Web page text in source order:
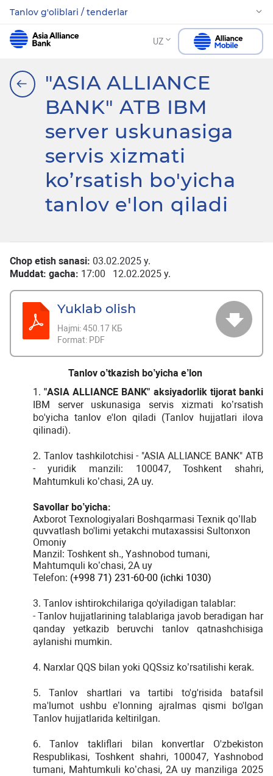
Tanlov g'oliblari / tenderlar
UZ
"ASIA ALLIANCE
BANK" ATB IBM
server uskunasiga
servis xizmati
ko’rsatish bo'yicha
tanlov e'lon qiladi
Chop etish sanasi: 03.02.2025 y.
Muddat: gacha: 17:00 12.02.2025 y.
Yuklab olish
Hajmi:450.17 КБ
Format: PDF
Tanlov o’tkazish bo’yicha e’lon
1. "ASIA ALLIANCE BANK" aksiyadorlik tijorat banki
IBM
server uskunasiga servis xizmati ko’rsatish
bo'yicha tanlov e'lon qiladi (Tanlov hujjatlari ilova
qilinadi).
2. Tanlov tashkilotchisi - "ASIA ALLIANCE BANK" ATB
- yuridik manzili: 100047, Toshkent shahri,
Mahtumkuli ko’chasi, 2A uy.
Savollar bo’yicha:
Axborot Texnologiyalari Boshqarmasi Texnik qo’llab
quvvatlash bo'limi yetakchi mutaxassisi Sultonxon
Omoniy
Manzil: Toshkent sh., Yashnobod tumani,
Mahtumquli ko’chasi, 2A uy
Telefon: (+998 71) 231-60-00 (ichki 1030)
3. Tanlov ishtirokchilariga qo'yiladigan talablar:
- Tanlov hujjatlarining talablariga javob beradigan har
qanday yetkazib beruvchi tanlov qatnashchisiga
aylanishi mumkin.
4. Narxlar QQS bilan yoki QQSsiz ko’rsatilishi kerak.
5. Tanlov shartlari va tartibi to'g'risida batafsil
ma'lumot ushbu e’lonning ajralmas qismi bo'lgan
Tanlov hujjatlarida keltirilgan.
6. Tanlov takliflari bilan konvertlar O'zbekiston
Respublikasi, Toshkent shahri, 100047, Yashnobod
tumani, Mahtumkuli ko’chasi, 2A uy manziliga 2025